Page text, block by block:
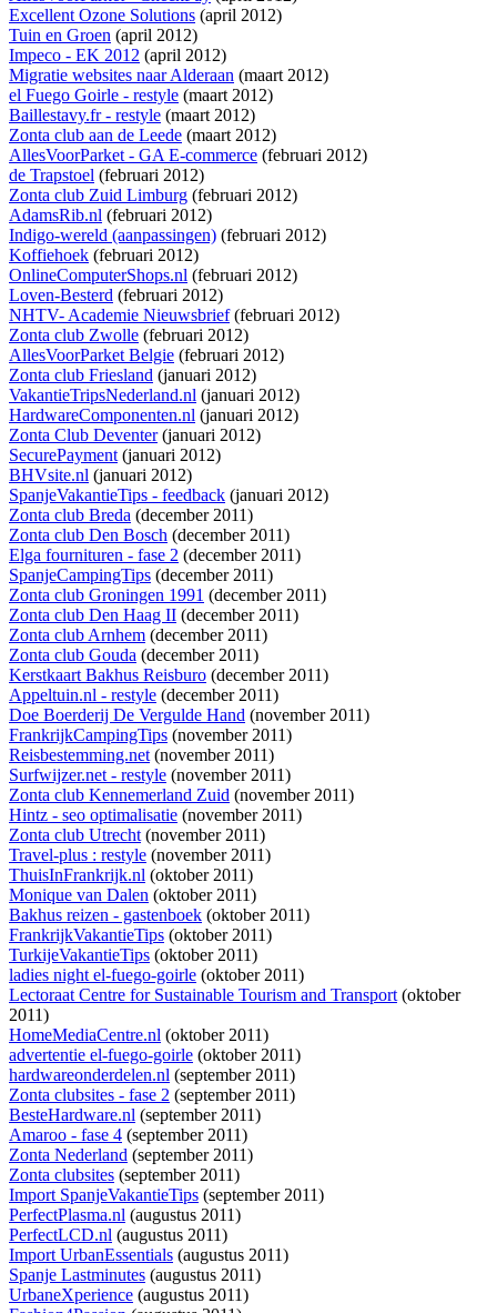
Excellent Ozone Solutions (april 2012)
Tuin en Groen (april 2012)
Impeco - EK 2012 (april 2012)
Migratie websites naar Alderaan (maart 2012)
el Fuego Goirle - restyle (maart 2012)
Baillestavy.fr - restyle (maart 2012)
Zonta club aan de Leede (maart 2012)
AllesVoorParket - GA E-commerce (februari 2012)
de Trapstoel (februari 2012)
Zonta club Zuid Limburg (februari 2012)
AdamsRib.nl (februari 2012)
Indigo-wereld (aanpassingen) (februari 2012)
Koffiehoek (februari 2012)
OnlineComputerShops.nl (februari 2012)
Loven-Besterd (februari 2012)
NHTV- Academie Nieuwsbrief(februari 2012)
Zonta club Zwolle (februari 2012)
AllesVoorParket Belgie (februari 2012)
Zonta club Friesland (januari 2012)
VakantieTripsNederland.nl (januari 2012)
HardwareComponenten.nl (januari 2012)
Zonta Club Deventer(januari 2012)
SecurePayment(januari 2012)
BHVsite.nl (januari 2012)
SpanjeVakantieTips - feedback (januari 2012)
Zonta club Breda (december 2011)
Zonta club Den Bosch (december 2011)
Elga fournituren - fase 2 (december 2011)
SpanjeCampingTips (december 2011)
Zonta club Groningen 1991 (december 2011)
Zonta club Den Haag II (december 2011)
Zonta club Arnhem (december 2011)
Zonta club Gouda (december 2011)
Kerstkaart Bakhus Reisburo (december 2011)
Appeltuin.nl - restyle (december 2011)
Doe Boerderij De Vergulde Hand (november 2011)
FrankrijkCampingTips (november 2011)
Reisbestemming.net(november 2011)
Surfwijzer.net - restyle (november 2011)
Zonta club Kennemerland Zuid (november 2011)
Hintz - seo optimalisatie (november 2011)
Zonta club Utrecht(november 2011)
Travel-plus : restyle (november 2011)
ThuisInFrankrijk.nl (oktober 2011)
Monique van Dalen (oktober 2011)
Bakhus reizen - gastenboek (oktober 2011)
FrankrijkVakantieTips (oktober 2011)
TurkijeVakantieTips (oktober 2011)
ladies night el-fuego-goirle (oktober 2011)
Lectoraat Centre for Sustainable Tourism and Transport(oktober
2011)
HomeMediaCentre.nl (oktober 2011)
advertentie el-fuego-goirle (oktober 2011)
hardwareonderdelen.nl (september 2011)
Zonta clubsites - fase 2 (september 2011)
BesteHardware.nl (september 2011)
Amaroo - fase 4 (september 2011)
Zonta Nederland (september 2011)
Zonta clubsites (september 2011)
Import SpanjeVakantieTips (september 2011)
PerfectPlasma.nl (augustus 2011)
PerfectLCD.nl (augustus 2011)
Import UrbanEssentials (augustus 2011)
Spanje Lastminutes (augustus 2011)
UrbaneXperience (augustus 2011)